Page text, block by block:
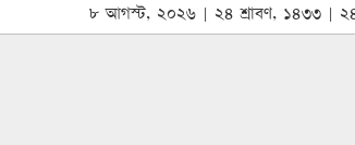
৮ আগস্ট, ২০২৬ | ২৪ শ্রাবণ, ১৪৩৩ |